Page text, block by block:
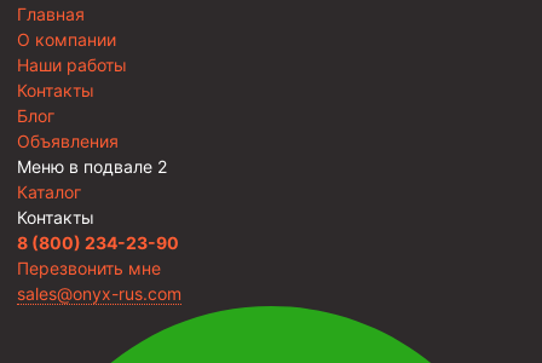
Главная
О компании
Наши работы
Контакты
Блог
Объявления
Меню в подвале 2
Каталог
Контакты
8 (800) 234-23-90
Перезвонить мне
sales@onyx-rus.com